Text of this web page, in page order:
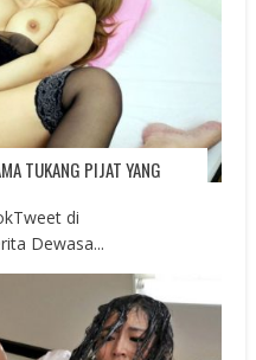
TUKANG PIJAT YANG
di
Dewasa...